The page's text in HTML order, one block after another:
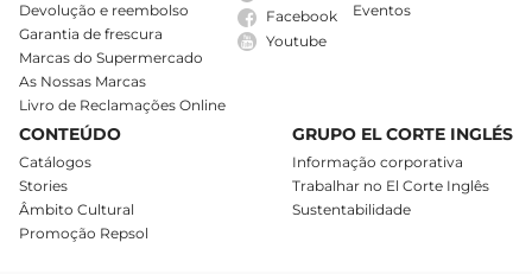
Devolução e reembolso
Garantia de frescura
Marcas do Supermercado
As Nossas Marcas
Livro de Reclamações Online
Facebook
Youtube
Eventos
CONTEÚDO
Catálogos
Stories
Âmbito Cultural
Promoção Repsol
GRUPO EL CORTE INGLÉS
Informação corporativa
Trabalhar no El Corte Inglês
Sustentabilidade